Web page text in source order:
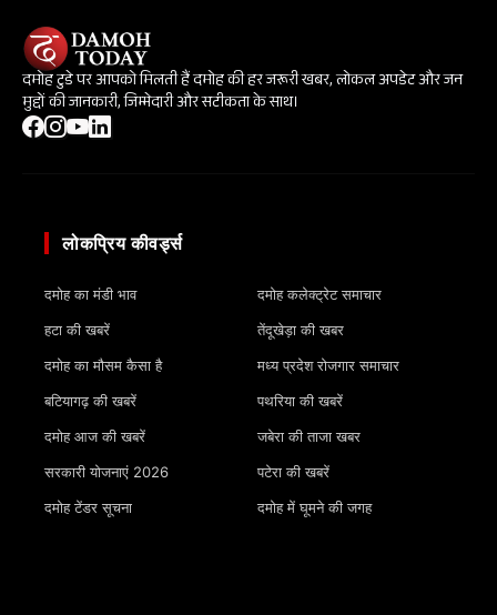
दमोह टुडे पर आपको मिलती हैं दमोह की हर जरूरी खबर, लोकल अपडेट और जन
मुद्दों की जानकारी, जिम्मेदारी और सटीकता के साथ।
लोकप्रिय कीवर्ड्स
दमोह का मंडी भाव
हटा की खबरें
दमोह का मौसम कैसा है
बटियागढ़ की खबरें
दमोह आज की खबरें
सरकारी योजनाएं 2026
दमोह टेंडर सूचना
दमोह कलेक्ट्रेट समाचार
तेंदूखेड़ा की खबर
मध्य प्रदेश रोजगार समाचार
पथरिया की खबरें
जबेरा की ताजा खबर
पटेरा की खबरें
दमोह में घूमने की जगह